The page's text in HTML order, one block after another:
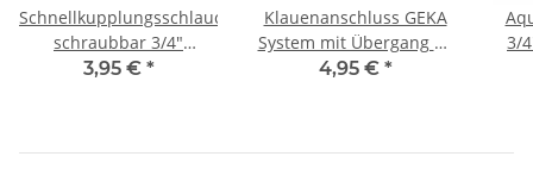
Schnellkupplungsschlauchstück
schraubbar 3/4"
Messing
3,95 € *
Klauenanschluss GEKA
System mit Übergang zu
Klickanschluss
4,95 € *
3/